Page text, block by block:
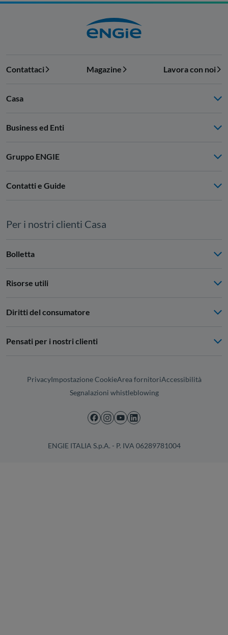
Contattaci Magazine Lavora con noi
Casa
Business ed Enti
Gruppo ENGIE
Contatti e Guide
Per i nostri clienti Casa
Bolletta
Risorse utili
Diritti del consumatore
Pensati per i nostri clienti
PrivacyImpostazione CookieArea fornitoriAccessibilità
Segnalazioni whistleblowing
ENGIE ITALIA S.p.A. - P. IVA 06289781004